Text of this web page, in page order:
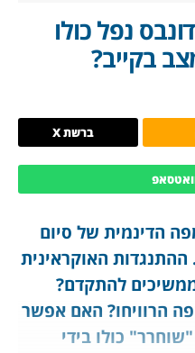
נפל כולו
בקייב?
ברשת X
הדינמית של סיום
ההתנגדות האוקראינית
להתקדם?
הרוויחו? האם אפשר
כולו בידי